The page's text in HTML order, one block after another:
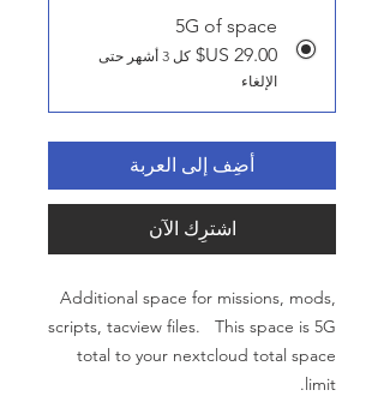
5G of space
كل 3 أشهر حتى
الإلغاء
أضِف إلى العربة
اشترِك الآن
Additional space for missions, mods,
scripts, tacview files. This space is 5G
total to your nextcloud total space
limit.